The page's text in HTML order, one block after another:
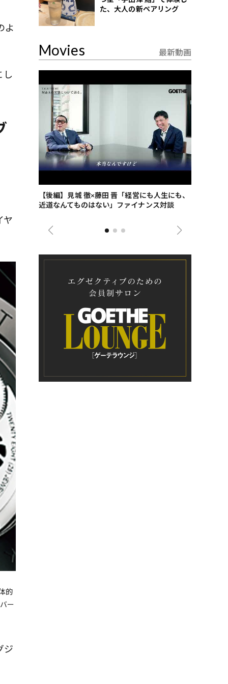
よ
し
ヤ
的
ー
ジ
た、大人の新ペアリング
Movies 最新動画
【後編】見城 徹×藤田 晋「経営にも人生にも、
近道なんてものはない」ファイナンス対談